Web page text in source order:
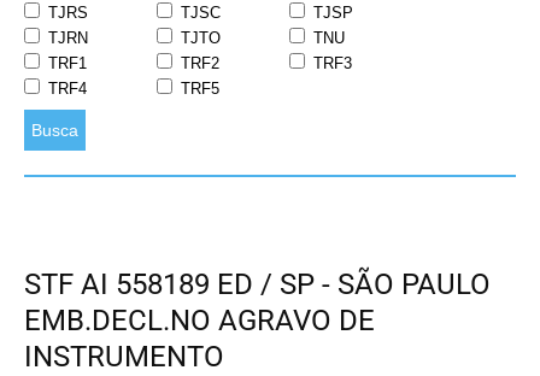
TJRS
TJSC
TJSP
TJRN
TJTO
TNU
TRF1
TRF2
TRF3
TRF4
TRF5
Busca
STF AI 558189 ED / SP - SÃO PAULO
EMB.DECL.NO AGRAVO DE
INSTRUMENTO